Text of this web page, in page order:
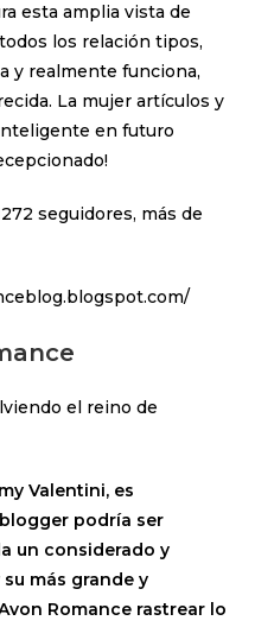
esta amplia vista de
los relación tipos,
y realmente funciona,
La mujer artículos y
en futuro
seguidores, más de
el reino de
Valentini, es
podría ser
un considerado y
más grande y
Romance rastrear lo